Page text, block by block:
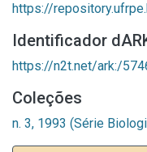
https://
Identificador
https://n2t.net/ark:/
Coleções
n. 3, 1993 (Série